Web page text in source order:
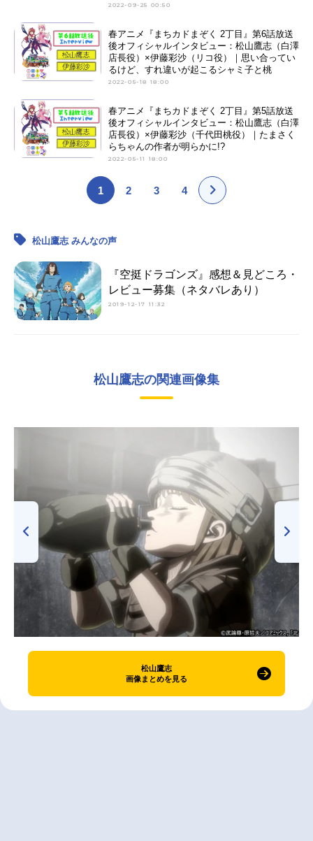
2022-09-25 00:50
春アニメ『まちカドまぞく 2丁目』第6話放送
後オフィシャルインタビュー：松山鷹志（白澤
店長役）×伊藤彩沙（リコ役）｜思い合ってい
るけど、すれ違いが起こるシャミ子と桃
2022-05-18 18:00
春アニメ『まちカドまぞく 2丁目』第5話放送
後オフィシャルインタビュー：松山鷹志（白澤
店長役）×伊藤彩沙（千代田桃役）｜たまさく
らちゃんの作者が明らかに!?
2022-05-11 18:00
1 2 3 4
松山鷹志 みんなの声
『空挺ドラゴンズ』感想＆見どころ・
レビュー募集（ネタバレあり）
2019-12-17 11:32
松山鷹志の関連画像集
松山鷹志
画像まとめを見る